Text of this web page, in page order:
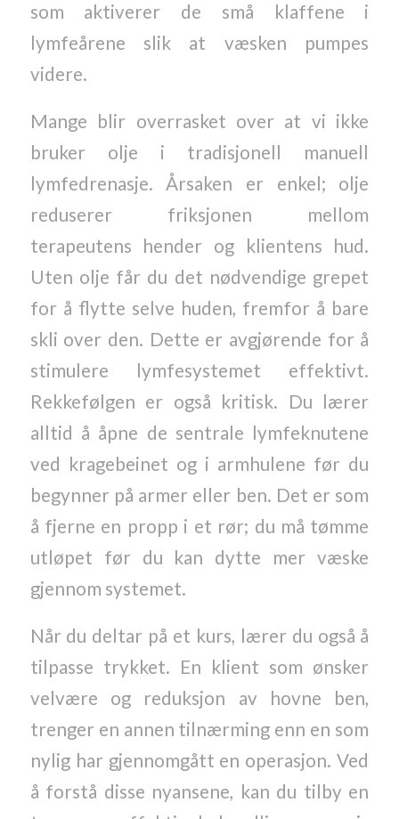
som aktiverer de små klaffene i
lymfeårene slik at væsken pumpes
videre.
Mange blir overrasket over at vi ikke
bruker olje i tradisjonell manuell
lymfedrenasje. Årsaken er enkel; olje
reduserer friksjonen mellom
terapeutens hender og klientens hud.
Uten olje får du det nødvendige grepet
for å flytte selve huden, fremfor å bare
skli over den. Dette er avgjørende for å
stimulere lymfesystemet effektivt.
Rekkefølgen er også kritisk. Du lærer
alltid å åpne de sentrale lymfeknutene
ved kragebeinet og i armhulene før du
begynner på armer eller ben. Det er som
å fjerne en propp i et rør; du må tømme
utløpet før du kan dytte mer væske
gjennom systemet.
Når du deltar på et kurs, lærer du også å
tilpasse trykket. En klient som ønsker
velvære og reduksjon av hovne ben,
trenger en annen tilnærming enn en som
nylig har gjennomgått en operasjon. Ved
å forstå disse nyansene, kan du tilby en